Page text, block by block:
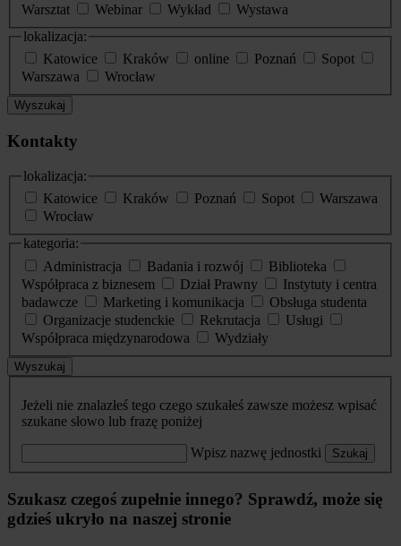
Warsztat
Webinar Wykład
Wystawa
lokalizacja:
Katowice
Kraków online Poznań
Sopot
Warszawa
Wrocław
Wyszukaj
Kontakty
lokalizacja:
Katowice
Kraków Poznań Sopot
Warszawa
Wrocław
kategoria:
Administracja
Badania i rozwój
Biblioteka
Współpraca z biznesem
Dział Prawny
Instytuty i centra
badawcze
Marketing i komunikacja
Obsługa studenta
Organizacje studenckie
Rekrutacja
Usługi
Współpraca międzynarodowa
Wydziały
Wyszukaj
Jeżeli nie znalazłeś tego czego szukałeś zawsze możesz wpisać
szukane słowo lub frazę poniżej
Wpisz nazwę jednostki Szukaj
Szukasz czegoś zupełnie innego? Sprawdź, może się
gdzieś ukryło na naszej stronie